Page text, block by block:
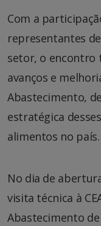
Com a
representantes
setor, o encontro
avanços e
Abastecimento,
estratégica
alimentos no país.
No dia de
visita técnica à
Abastecimento